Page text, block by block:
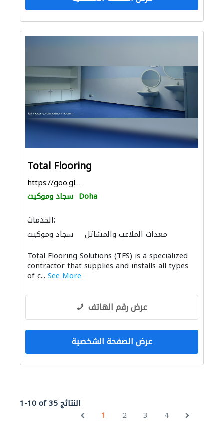
Total Flooring
https://goo.gl/maps/tsLrzDszLsg5tnn17
سجاد وموكيت Doha
الخدمات:
سجاد وموكيت
معدات الملاعب والمشاتل
أرضيات الفينيل
Total Flooring Solutions (TFS) is a specialized
contractor that supplies and installs all types
of c... See More
عرض رقم الهاتف
عرض الصفحة الشخصية
1-10 of 35 النتائج
1
2 3 4